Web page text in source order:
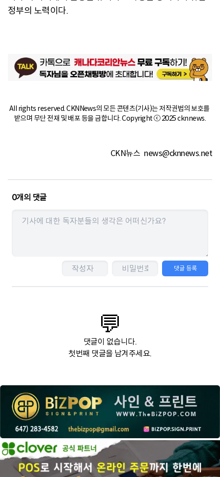
정부의 노력이다.
All rights reserved. CKNNews의 모든 콘텐츠(기사)는 저작권법의 보호를
받으며 무단 전재 및 배포 등을 금합니다. Copyright ⓒ 2025 cknnews.
CKN뉴스 news@cknnews.net
0개의 댓글
댓글 등록
💬
댓글이 없습니다.
첫번째 댓글을 남겨주세요.